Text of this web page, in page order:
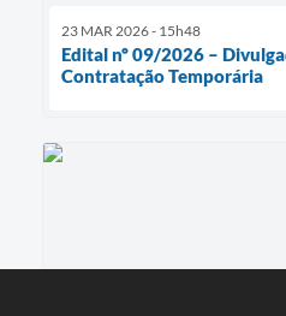
23 MAR 2026 - 15h48
Edital nº 09/2026 –
Contratação Temporária